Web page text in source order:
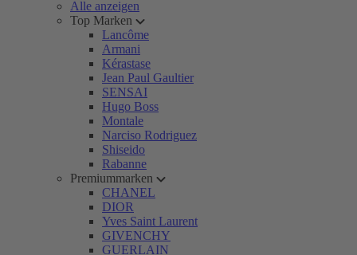
Alle anzeigen
Top Marken
Lancôme
Armani
Kérastase
Jean Paul Gaultier
SENSAI
Hugo Boss
Montale
Narciso Rodriguez
Shiseido
Rabanne
Premiummarken
CHANEL
DIOR
Yves Saint Laurent
GIVENCHY
GUERLAIN